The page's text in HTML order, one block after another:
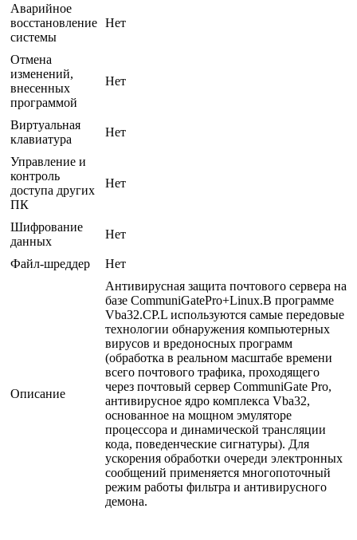
Аварийное
восстановление
системы
Нет
Отмена
изменений,
внесенных
программой
Нет
Виртуальная
клавиатура
Нет
Управление и
контроль
доступа других
ПК
Нет
Шифрование
данных
Нет
Файл-шреддер Нет
Описание
Антивирусная защита почтового сервера на
базе CommuniGatePro+Linux.В программе
Vba32.CP.L используются самые передовые
технологии обнаружения компьютерных
вирусов и вредоносных программ
(обработка в реальном масштабе времени
всего почтового трафика, проходящего
через почтовый сервер CommuniGate Pro,
антивирусное ядро комплекса Vba32,
основанное на мощном эмуляторе
процессора и динамической трансляции
кода, поведенческие сигнатуры). Для
ускорения обработки очереди электронных
сообщений применяется многопоточный
режим работы фильтра и антивирусного
демона.